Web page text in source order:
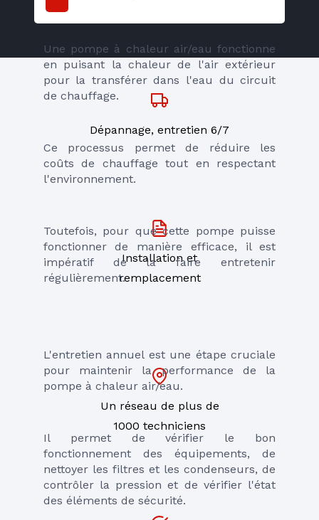
Une pompe à chaleur air/eau fonctionne
en puisant la chaleur de l'air extérieur
pour la transférer dans l'eau du circuit
de chauffage.
Ce processus permet de réduire les
coûts de chauffage tout en respectant
l'environnement.
Toutefois, pour que cette pompe puisse
fonctionner de manière efficace, il est
impératif de la faire entretenir
régulièrement.
L'entretien annuel est une étape cruciale
pour maintenir la performance de la
pompe à chaleur air/eau.
Il permet de vérifier le bon
fonctionnement des équipements, de
nettoyer les filtres et les condenseurs, de
contrôler la pression et de vérifier l'état
des éléments de sécurité.
Dépannage, entretien 6/7
Installation et
remplacement
Un réseau de plus de
1000 techniciens